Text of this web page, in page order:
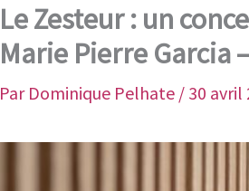
Le Zesteur : un
Marie Pierre Garcia
Par Dominique Pelhate / 30 avril